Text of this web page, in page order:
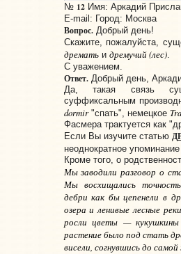
№ 12Имя: Аркадий
E-mail: Город: Москва
Вопрос.Добрый день!
Скажите, пожалуйста,
дрематьи дремучий (лес).
С уважением.
Ответ.Добрый день,
Да, такая связь
суффиксальным
dormir"спать", немецкое
Фасмера трактуется как
Если Вы изучите статью
неоднократное
Кроме того, о
Мы заводили разговор о
Мы восхищались
дебри как бы цепенели в
озера и ленивые лесные
росли цветы —
растение было под стать
висели, согнувшись до самой